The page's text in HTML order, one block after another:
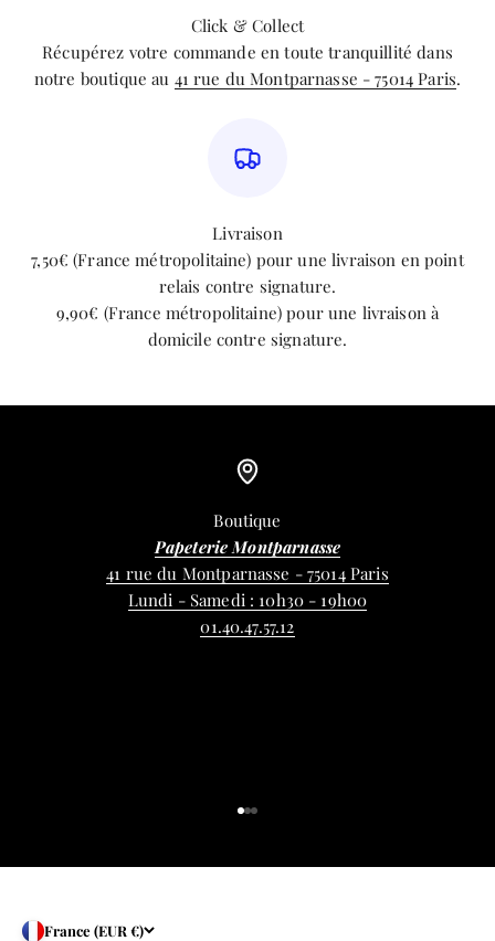
Click & Collect
Récupérez votre commande en toute tranquillité dans
notre boutique au 41 rue du Montparnasse - 75014 Paris.
Livraison
7,50€ (France métropolitaine) pour une livraison en point
relais contre signature.
9,90€ (France métropolitaine) pour une livraison à
domicile contre signature.
Boutique
Papeterie Montparnasse
41 rue du Montparnasse - 75014 Paris
Lundi - Samedi : 10h30 - 19h00
01.40.47.57.12
France (EUR €)